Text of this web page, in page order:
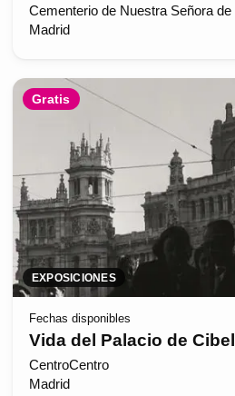
Cementerio de Nuestra Señora de
Madrid
Gratis
EXPOSICIONES
Fechas disponibles
Vida del Palacio de
CentroCentro
Madrid